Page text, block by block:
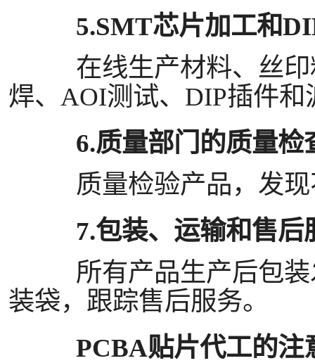
5.SMT芯片加工和
在线生产材料、丝印
焊、 AOI测试、 DIP插件和
6.质量部门的质量检
质量检验产品，发现
7.包装、运输和售后
所有产品生产后包装
装袋，跟踪售后服务。
PCBA贴片代工的注